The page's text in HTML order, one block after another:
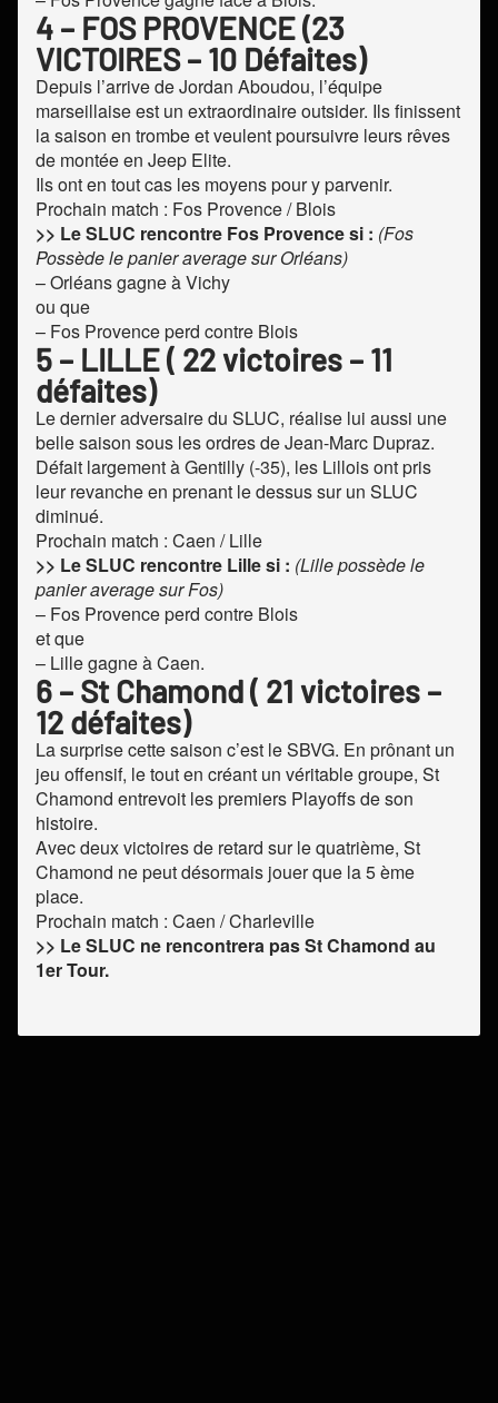
4 – FOS PROVENCE (23
VICTOIRES – 10 Défaites)
Depuis l’arrive de Jordan Aboudou, l’équipe
marseillaise est un extraordinaire outsider. Ils finissent
la saison en trombe et veulent poursuivre leurs rêves
de montée en Jeep Elite.
Ils ont en tout cas les moyens pour y parvenir.
Prochain match : Fos Provence / Blois
>> Le SLUC rencontre Fos Provence si : (Fos
Possède le panier average sur Orléans)
– Orléans gagne à Vichy
ou que
– Fos Provence perd contre Blois
5 – LILLE ( 22 victoires – 11
défaites)
Le dernier adversaire du SLUC, réalise lui aussi une
belle saison sous les ordres de Jean-Marc Dupraz.
Défait largement à Gentilly (-35), les Lillois ont pris
leur revanche en prenant le dessus sur un SLUC
diminué.
Prochain match : Caen / Lille
>> Le SLUC rencontre Lille si : (Lille possède le
panier average sur Fos)
– Fos Provence perd contre Blois
et que
– Lille gagne à Caen.
6 – St Chamond ( 21 victoires –
12 défaites)
La surprise cette saison c’est le SBVG. En prônant un
jeu offensif, le tout en créant un véritable groupe, St
Chamond entrevoit les premiers Playoffs de son
histoire.
Avec deux victoires de retard sur le quatrième, St
Chamond ne peut désormais jouer que la 5 ème
place.
Prochain match : Caen / Charleville
>> Le SLUC ne rencontrera pas St Chamond au
1er Tour.